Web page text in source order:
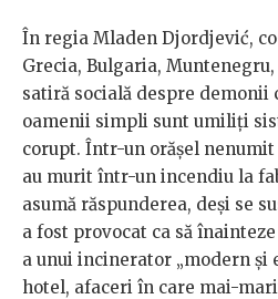
În regia Mladen Djordjević,
Grecia, Bulgaria,
satiră socială despre demonii
oamenii simpli sunt umiliți
corupt. Într-un orășel
au murit într-un incendiu la
asumă răspunderea, deși se
a fost provocat ca să
a unui incinerator „modern și
hotel, afaceri în care mai-